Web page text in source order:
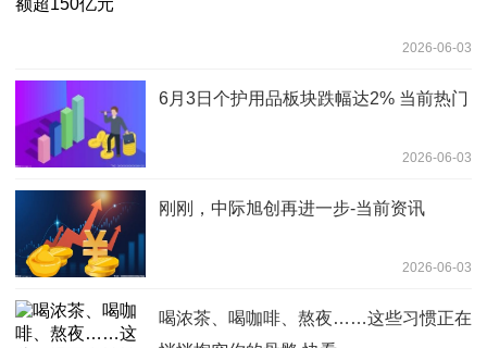
2026-06-03
6月3日个护用品板块跌幅达2% 当前热门
2026-06-03
刚刚，中际旭创再进一步-当前资讯
2026-06-03
喝浓茶、喝咖啡、熬夜……这些习惯正在